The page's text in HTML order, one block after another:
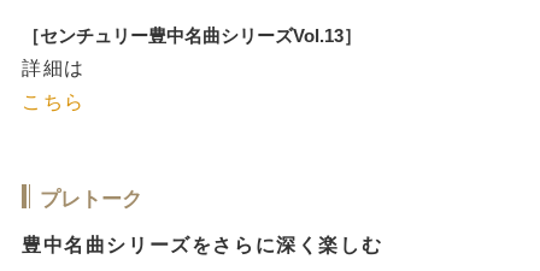
［センチュリー豊中名曲シリーズVol.13］
詳細は
こちら
プレトーク
豊中名曲シリーズをさらに深く楽しむ